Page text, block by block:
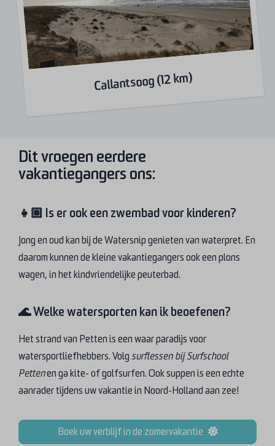
Callantsoog (12 km)
Dit vroegen eerdere
vakantiegangers ons:
👧🏼 Is er ook een zwembad voor kinderen?
Jong en oud kan bij de Watersnip genieten van waterpret. En
daarom kunnen de kleine vakantiegangers ook een plons
wagen, in het kindvriendelijke peuterbad.
🌊 Welke watersporten kan ik beoefenen?
Het strand van Petten is een waar paradijs voor
watersportliefhebbers. Volgsurflessen bij Surfschool
Pettenen ga kite- of golfsurfen. Ook suppen is een echte
aanrader tijdens uw vakantie in Noord-Holland aan zee!
Boek uw verblijf in de zomervakantie